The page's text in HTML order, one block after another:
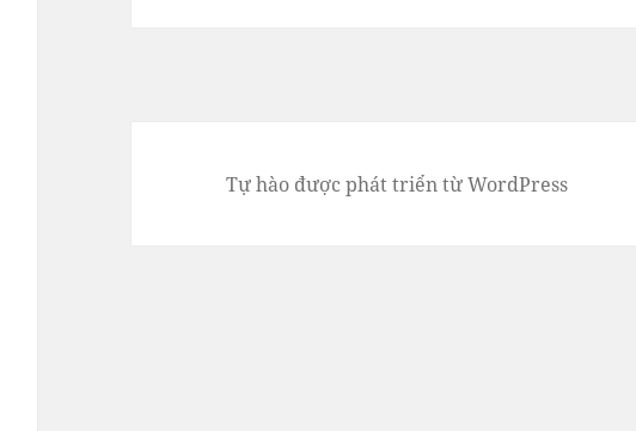
Tự hào được phát triển từ WordPress